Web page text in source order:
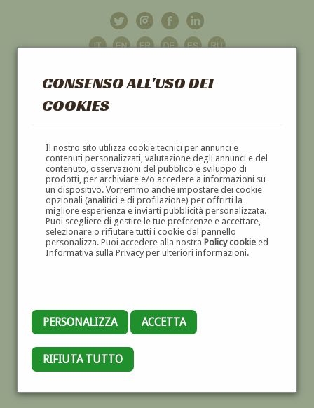
CONSENSO ALL'USO DEI
COOKIES
Il nostro sito utilizza cookie tecnici per annunci e
contenuti personalizzati, valutazione degli annunci e del
contenuto, osservazioni del pubblico e sviluppo di
prodotti, per archiviare e/o accedere a informazioni su
un dispositivo. Vorremmo anche impostare dei cookie
opzionali (analitici e di profilazione) per offrirti la
migliore esperienza e inviarti pubblicità personalizzata.
Puoi scegliere di gestire le tue preferenze e accettare,
selezionare o rifiutare tutti i cookie dal pannello
personalizza. Puoi accedere alla nostra Policy cookieed
Informativa sulla Privacy per ulteriori informazioni.
PERSONALIZZA ACCETTA
RIFIUTA TUTTO
GALLERIAD'ARTE
DIPINTI E SCULTURE '800 E '900